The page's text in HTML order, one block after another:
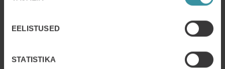
EELISTUSED
STATISTIKA